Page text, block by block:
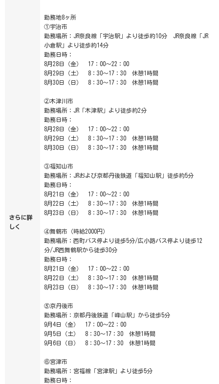
さらに詳
しく
勤務地8ヶ所
①宇治市
勤務場所：JR奈良線「宇治駅」より徒歩約10分 JR奈良線「JR
小倉駅」より徒歩約14分
勤務日時：
8月28日（金） 17：00～22：00
8月29日（土） 8：30～17：30 休憩1時間
8月30日（日） 8：30～17：30 休憩1時間
②木津川市
勤務場所：JR「木津駅」より徒歩約2分
勤務日時：
8月28日（金） 17：00～22：00
8月29日（土） 8：30～17：30 休憩1時間
8月30日（日） 8：30～17：30 休憩1時間
③福知山市
勤務場所：JRおよび京都丹後鉄道「福知山駅」徒歩約5分
勤務日時：
8月21日（金） 17：00～22：00
8月22日（土） 8：30～17：30 休憩1時間
8月23日（日） 8：30～17：30 休憩1時間
④舞鶴市（時給2000円）
勤務場所：西町バス停より徒歩5分/広小路バス停より徒歩12
分/JR西舞鶴駅から徒歩30分
勤務日時：
8月21日（金） 17：00～22：00
8月22日（土） 8：30～17：30 休憩1時間
8月23日（日） 8：30～17：30 休憩1時間
⑤京丹後市
勤務場所：京都丹後鉄道「峰山駅」から徒歩5分
9月4日（金） 17：00～22：00
9月5日（土） 8：30～17：30 休憩1時間
9月6日（日） 8：30～17：30 休憩1時間
⑥宮津市
勤務場所：宮福線「宮津駅」より徒歩5分
勤務日時：